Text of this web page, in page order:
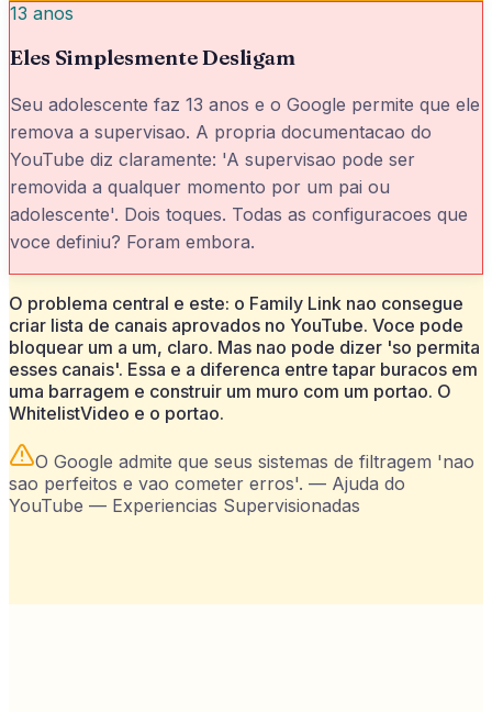
13 anos
Eles Simplesmente Desligam
Seu adolescente faz 13 anos e o Google permite que ele
remova a supervisao. A propria documentacao do
YouTube diz claramente: 'A supervisao pode ser
removida a qualquer momento por um pai ou
adolescente'. Dois toques. Todas as configuracoes que
voce definiu? Foram embora.
O problema central e este: o Family Link nao consegue
criar lista de canais aprovados no YouTube. Voce pode
bloquear um a um, claro. Mas nao pode dizer 'so permita
esses canais'. Essa e a diferenca entre tapar buracos em
uma barragem e construir um muro com um portao. O
WhitelistVideo e o portao.
O Google admite que seus sistemas de filtragem 'nao
sao perfeitos e vao cometer erros'. — Ajuda do
YouTube — Experiencias Supervisionadas